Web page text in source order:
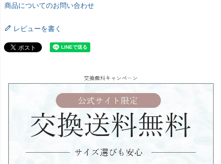
商品についてのお問い合わせ
レビューを書く